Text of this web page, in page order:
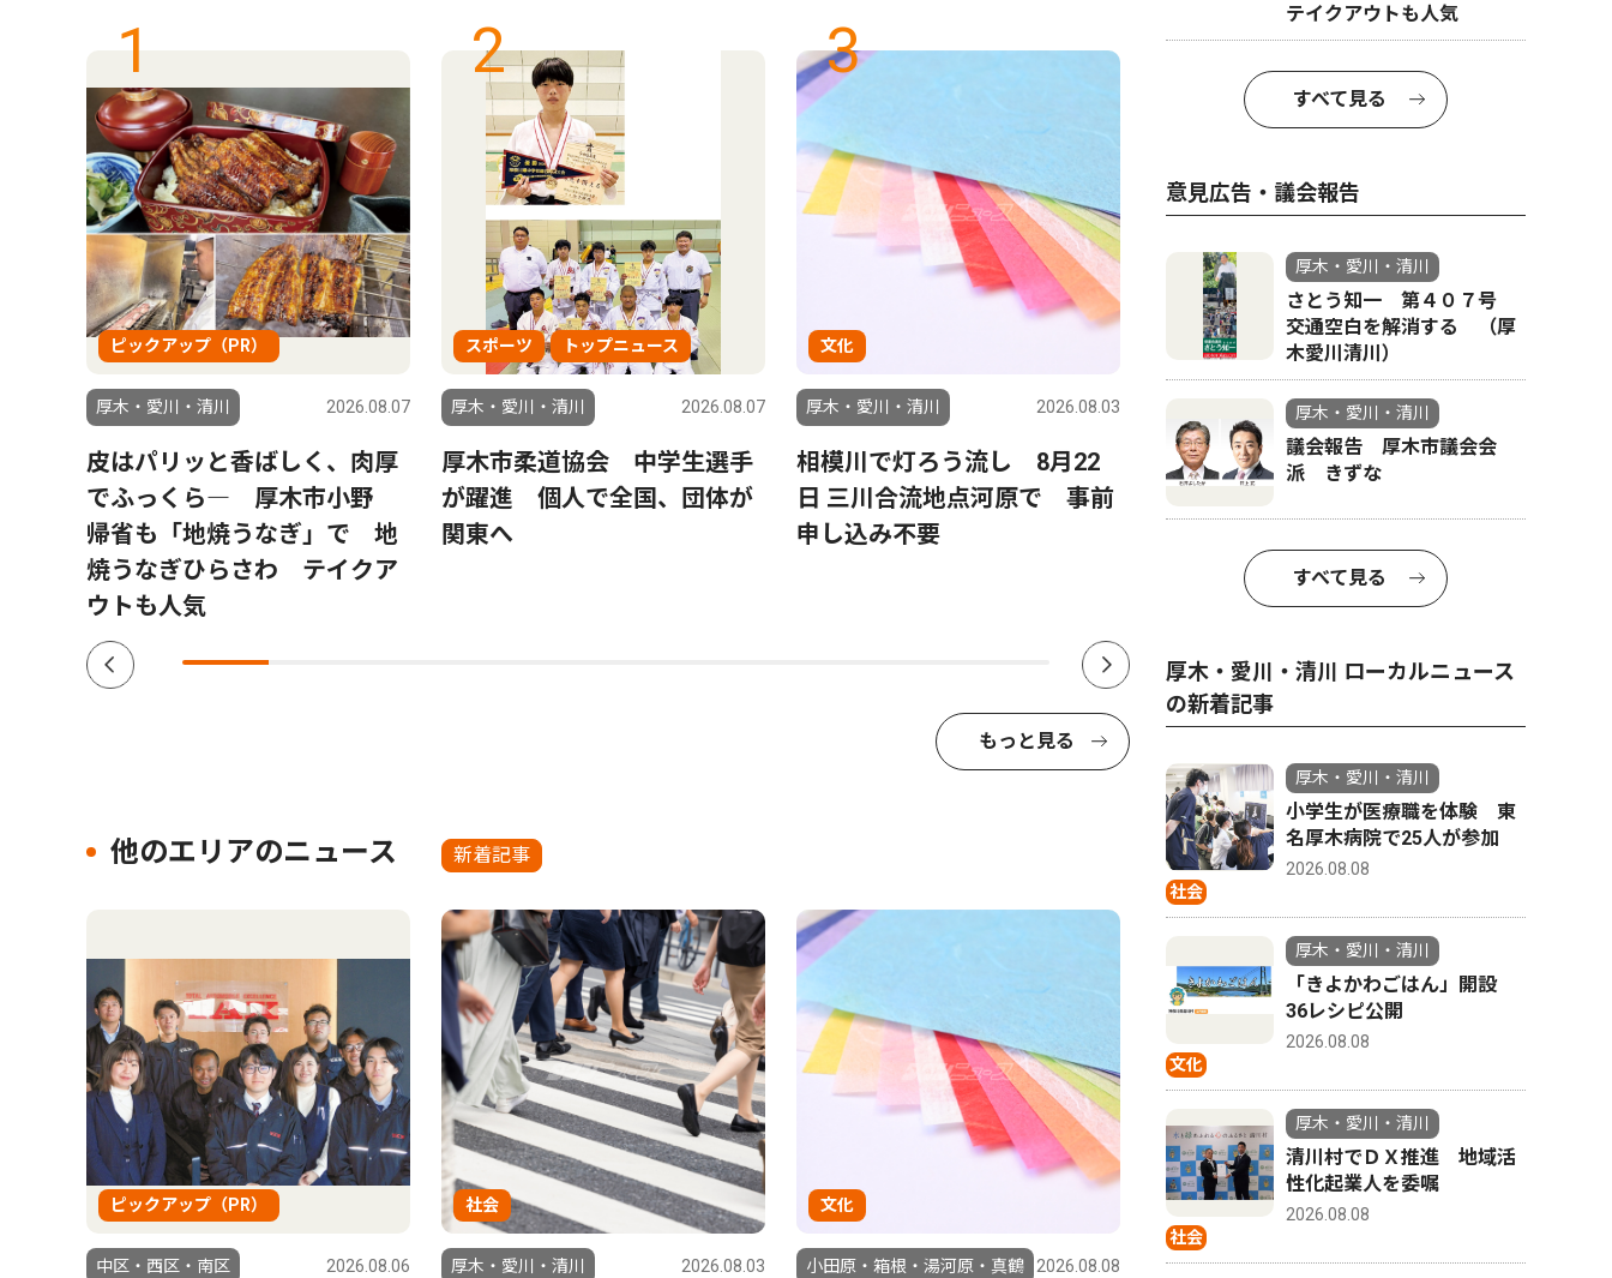
1
ピックアップ（PR）
厚木・愛川・清川 2026.08.07
皮はパリッと香ばしく、肉厚
でふっくら― 厚木市小野
帰省も「地焼うなぎ」で 地
焼うなぎひらさわ テイクア
ウトも人気
2
スポーツ トップニュース
厚木・愛川・清川 2026.08.07
厚木市柔道協会 中学生選手
が躍進 個人で全国、団体が
関東へ
3
文化
厚木・愛川・清川 2026.08.03
相模川で灯ろう流し 8月22
日 三川合流地点河原で 事前
申し込み不要
4
文化
厚木・愛川・清川 2026.08.08
「きよかわごはん」開設 36
もっと見る
他のエリアのニュース 新着記事
ピックアップ（PR）
中区・西区・南区 2026.08.06
社会
厚木・愛川・清川 2026.08.03
文化
小田原・箱根・湯河原・真鶴 2026.08.08
テイクアウトも人気
すべて見る
意見広告・議会報告
厚木・愛川・清川
さとう知一 第４０７号
交通空白を解消する （厚
木愛川清川）
厚木・愛川・清川
議会報告 厚木市議会会
派 きずな
すべて見る
厚木・愛川・清川 ローカルニュース
の新着記事
社会
厚木・愛川・清川
小学生が医療職を体験 東
名厚木病院で25人が参加
2026.08.08
文化
厚木・愛川・清川
「きよかわごはん」開設
36レシピ公開
2026.08.08
社会
厚木・愛川・清川
清川村でＤＸ推進 地域活
性化起業人を委嘱
2026.08.08